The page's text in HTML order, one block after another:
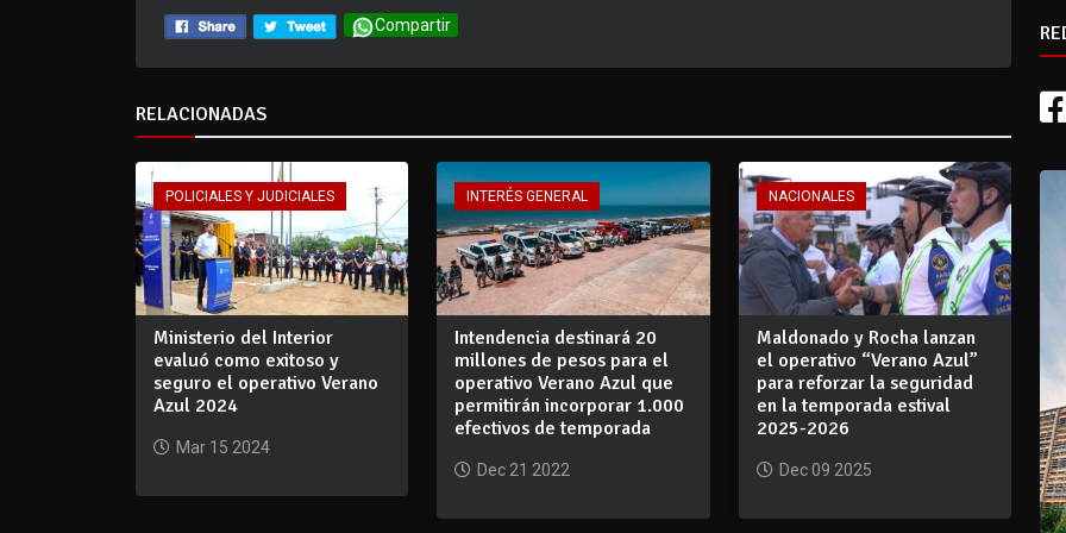
Compartir
RELACIONADAS
POLICIALES Y JUDICIALES
Ministerio del Interior
evaluó como exitoso y
seguro el operativo Verano
Azul 2024
Mar 15 2024
INTERÉS GENERAL
Intendencia destinará 20
millones de pesos para el
operativo Verano Azul que
permitirán incorporar 1.000
efectivos de temporada
Dec 21 2022
NACIONALES
Maldonado y Rocha lanzan
el operativo “Verano Azul”
para reforzar la seguridad
en la temporada estival
2025-2026
Dec 09 2025